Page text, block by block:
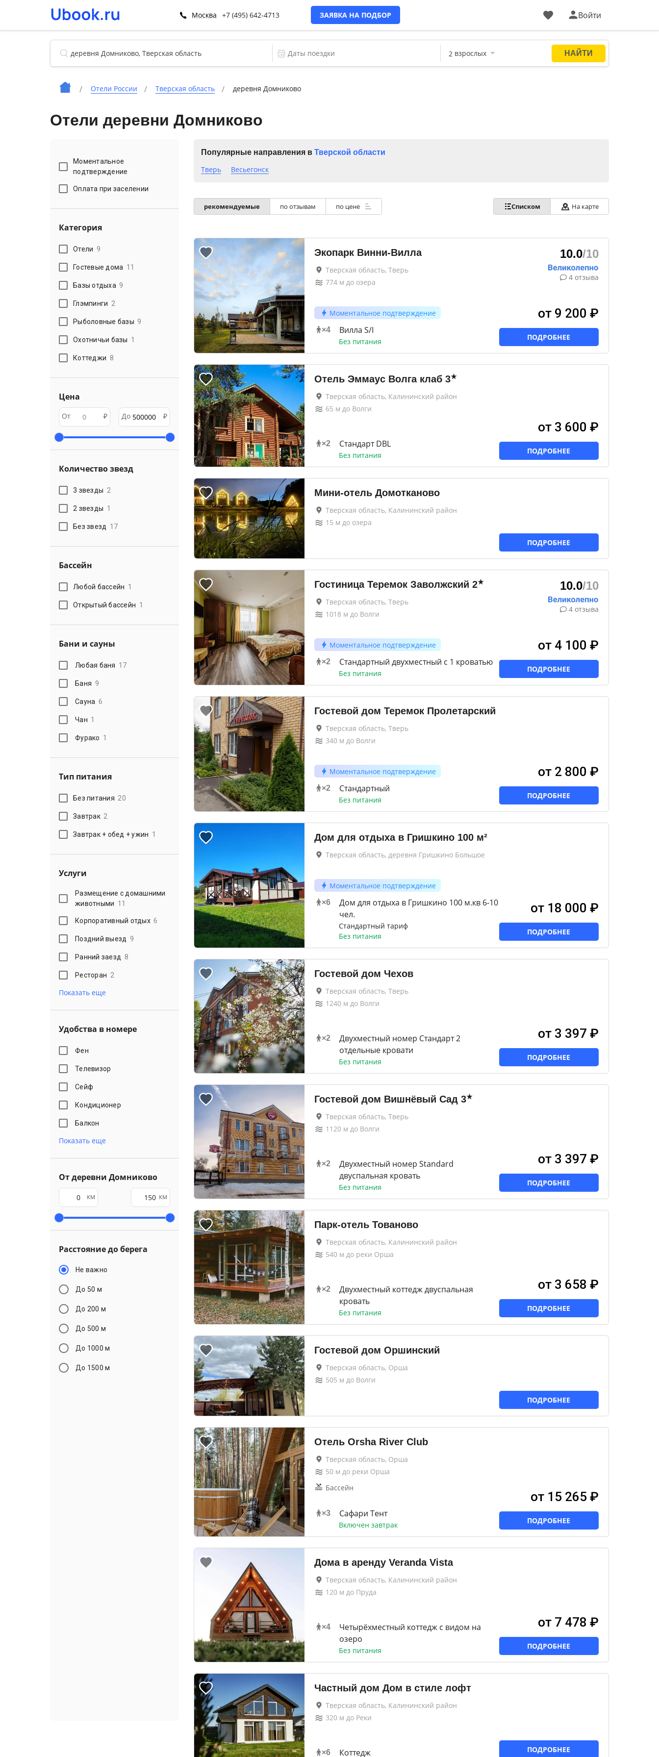
Москва +7 (495) 642-4713 ЗАЯВКА НА ПОДБОР Войти
Отели России Тверская область деревня Домниково
Отели деревни Домниково
Моментальное
подтверждение
Оплата при заселении
Категория
Отели 9
Гостевые дома 11
Базы отдыха 9
Глэмпинги 2
Рыболовные базы 9
Охотничьи базы 1
Коттеджи 8
Цена
От ₽ До ₽
Количество звезд
3 звезды 2
2 звезды 1
Без звезд 17
Бассейн
Любой бассейн 1
Открытый бассейн 1
Бани и сауны
Любая баня 17
Баня 9
Сауна 6
Чан 1
Фурако 1
Тип питания
Без питания 20
Завтрак 2
Завтрак + обед + ужин 1
Услуги
Размещение с домашними
животными 11
Корпоративный отдых 6
Поздний выезд 9
Ранний заезд 8
Ресторан 2
Показать еще
Удобства в номере
Фен
Телевизор
Сейф
Кондиционер
Балкон
Показать еще
От деревни Домниково
км км
Расстояние до берега
Не важно
До 50 м
До 200 м
До 500 м
До 1000 м
До 1500 м
Популярные направления в Тверской области
Тверь Весьегонск
рекомендуемые по отзывам по цене Списком На карте
Экопарк Винни-Вилла
Тверская область, Тверь
774м до озера
Моментальное подтверждение
×4 Вилла S/I
Без питания
10.0/10
4 отзыва
от 9 200 ₽
ПОДРОБНЕЕ
Отель Эммаус Волга клаб 3★
Тверская область, Калининский район
65 м до Волги
×2 Стандарт DBL
Без питания
от 3 600 ₽
ПОДРОБНЕЕ
Мини-отель Домотканово
Тверская область, Калининский район
15 м до озера
ПОДРОБНЕЕ
Гостиница Теремок Заволжский 2★
Тверская область, Тверь
1018 м до Волги
Моментальное подтверждение
×2 Стандартный двухместный с 1 кроватью
Без питания
10.0/10
4 отзыва
от 4 100 ₽
ПОДРОБНЕЕ
Гостевой дом Теремок Пролетарский
Тверская область, Тверь
340м до Волги
Моментальное подтверждение
×2 Стандартный
Без питания
от 2 800 ₽
ПОДРОБНЕЕ
Дом для отдыха в Гришкино 100 м²
Тверская область, деревня Гришкино Большое
Моментальное подтверждение
×6
Дом для отдыха в Гришкино 100 м.кв 6-10
чел.
Стандартный тариф
Без питания
от 18 000 ₽
ПОДРОБНЕЕ
Гостевой дом Чехов
Тверская область, Тверь
1240м до Волги
×2
Двухместный номер Стандарт 2
отдельные кровати
Без питания
от 3 397 ₽
ПОДРОБНЕЕ
Гостевой дом Вишнёвый Сад 3★
Тверская область, Тверь
1120м до Волги
×2
Двухместный номер Standard
двуспальная кровать
Без питания
от 3 397 ₽
ПОДРОБНЕЕ
Парк-отель Тованово
Тверская область, Калининский район
540м до реки Орша
×2
Двухместный коттедж двуспальная
кровать
Без питания
от 3 658 ₽
ПОДРОБНЕЕ
Гостевой дом Оршинский
Тверская область, Орша
505 м до Волги
ПОДРОБНЕЕ
Отель Orsha River Club
Тверская область, Орша
50м до реки Орша
Бассейн
×3 Сафари Тент
Включен завтрак
от 15 265 ₽
ПОДРОБНЕЕ
Дома в аренду Veranda Vista
Тверская область, Калининский район
120м до Пруда
×4
Четырёхместный коттедж с видом на
озеро
Без питания
от 7 478 ₽
ПОДРОБНЕЕ
Частный дом Дом в стиле лофт
Тверская область, Калининский район
320м до Реки
×6 Коттедж ПОДРОБНЕЕ